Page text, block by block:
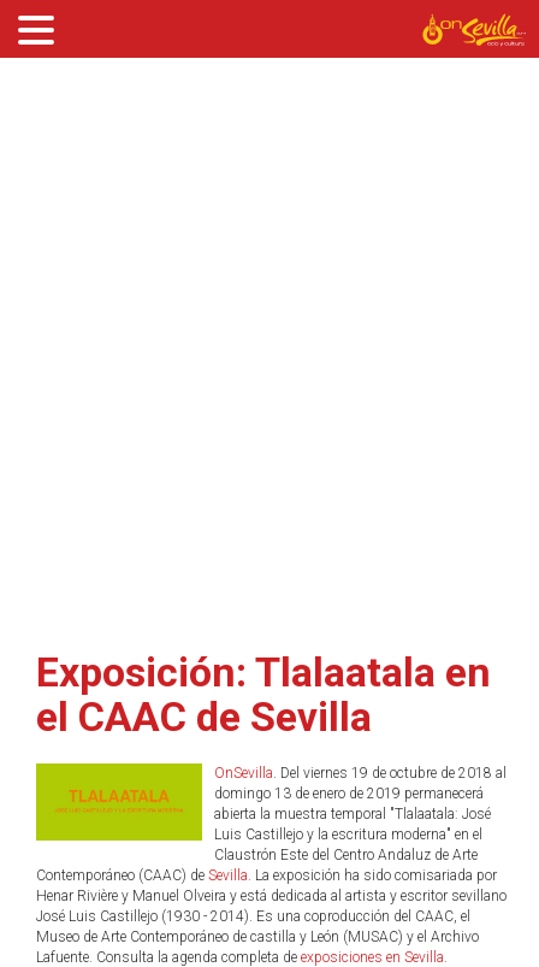
Exposición: Tlalaatala en
el CAAC de Sevilla
OnSevilla. Del viernes 19 de octubre de 2018 al
domingo 13 de enero de 2019 permanecerá
abierta la muestra temporal "Tlalaatala: José
Luis Castillejo y la escritura moderna" en el
Claustrón Este del Centro Andaluz de Arte
Contemporáneo (CAAC) de Sevilla. La exposición ha sido comisariada por
Henar Rivière y Manuel Olveira y está dedicada al artista y escritor sevillano
José Luis Castillejo (1930 - 2014). Es una coproducción del CAAC, el
Museo de Arte Contemporáneo de castilla y León (MUSAC) y el Archivo
Lafuente. Consulta la agenda completa de exposiciones en Sevilla.